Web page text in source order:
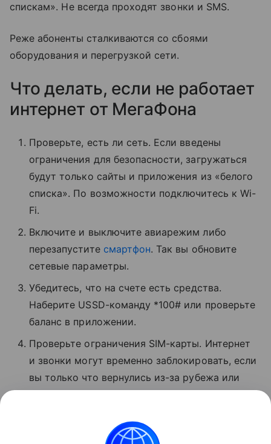
спискам». Не всегда проходят звонки и SMS.
Реже абоненты сталкиваются со сбоями
оборудования и перегрузкой сети.
Что делать, если не работает
интернет от МегаФона
Проверьте, есть ли сеть. Если введены
ограничения для безопасности, загружаться
будут только сайты и приложения из «белого
списка». По возможности подключитесь к Wi-
Fi.
Включите и выключите авиарежим либо
перезапустите смартфон. Так вы обновите
сетевые параметры.
Убедитесь, что на счете есть средства.
Наберите USSD-команду *100# или проверьте
баланс в приложении.
Проверьте ограничения SIM-карты. Интернет
и звонки могут временно заблокировать, если
вы только что вернулись из-за рубежа или
800 550−05−00.